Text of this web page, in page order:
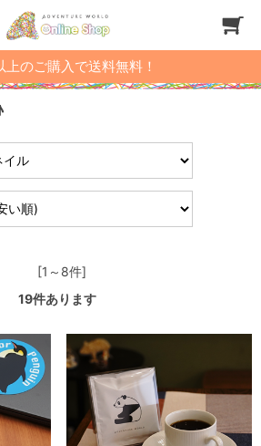
上のご購入で送料無料！
[1～8件]
19件あります